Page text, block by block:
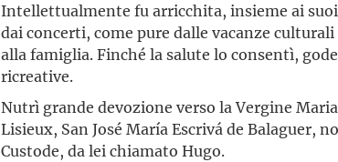
Intellettualmente fu arricchita, insieme ai
dai concerti, come pure dalle vacanze
alla famiglia. Finché la salute lo consentì,
ricreative.
Nutrì grande devozione verso la Vergine
Lisieux, San José María Escrivá de Balaguer,
Custode, da lei chiamato Hugo.